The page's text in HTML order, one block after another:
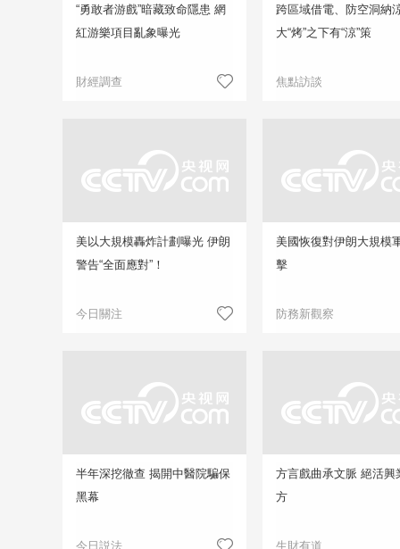
“勇敢者游戲”暗藏致命隱患 網
紅游樂項目亂象曝光
財經調查
跨區域借電、防空洞納
大“烤”之下有“涼”策
焦點訪談
美以大規模轟炸計劃曝光 伊朗
警告“全面應對”！
今日關注
美國恢復對伊朗大規模
擊
防務新觀察
半年深挖徹查 揭開中醫院騙保
黑幕
今日説法
方言戲曲承文脈 絕活興
方
生財有道